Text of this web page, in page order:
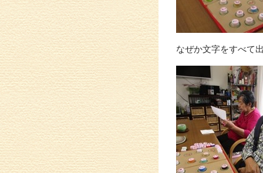
なぜか文字をすべて